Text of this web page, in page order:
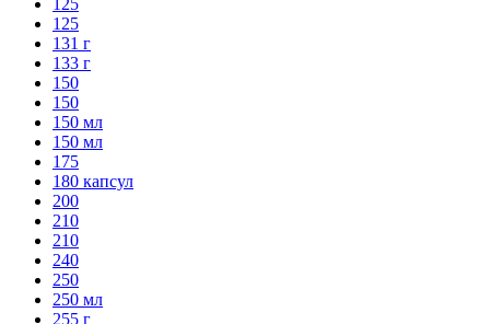
125
125
131 г
133 г
150
150
150 мл
150 мл
175
180 капсул
200
210
210
240
250
250 мл
255 г